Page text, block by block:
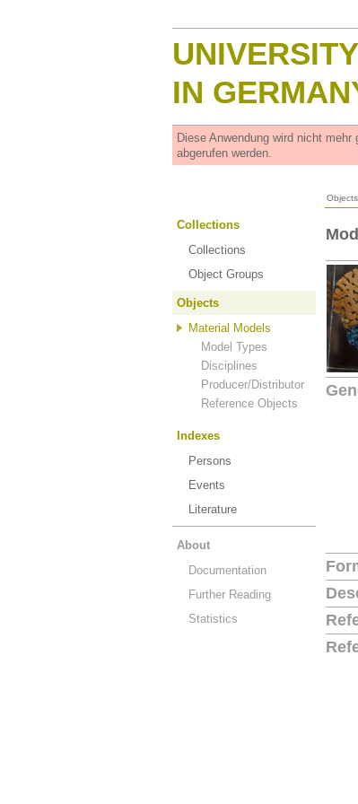
IN
Diese Anwendung wird nicht
abgerufen werden.
Objects
Collections
Collections
Object Groups
Objects
Material Models
Model Types
Disciplines
Producer/Distributor
Reference Objects
Indexes
Persons
Events
Literature
About
Documentation
Further Reading
Statistics